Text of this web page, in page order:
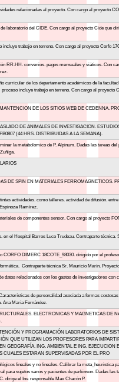
relacionadas al proyecto. Con cargo al proyecto
laboratorio del CIDE. Con cargo al proyecto Cide que
incluye trabajo en terreno. Con cargo al proyecto Corfo
RR.HH. convenios. pagos mensuales y viáticos. Con
curricular de los departamento académicos de la
incluye trabajo en terreno. Con cargo al proyecto
DE LOS SITIOS WEB DE CEDENNA.
DE ANIMALES DE INVESTIGACION.
(44 HRS. DISTRIBUIDAS A LA SEMANA).
la metabolomico de P. Alpinum. Dadas las tareas
DE SPIN EN MATERIALES FERROMAGNETICOS.
actividades. como talleres. actividad de difusión.
Ramírez.
de componentes sensor. Con cargo al proyecto
en el Hospital Barros Luco Trudeau. Contraparte técnica.
CORFO DIMERC 18COTE_98030. dirigido por el
Contraparte técnica Sr. Mauricio Marín.
datos relacionados con los gastos de investigadores con
de personalidad asociada a formas
Ana María Fernández.
ELECTRONICAS Y MAGNETICAS DE
Y PROGRAMACIÓN LABORATORIOS DE
QUE UTILIZAN LOS PROFESORES PARA
GEOGRAFÍA. ING. AMBIENTAL E ING. EJECUCION
ESTARAN SUPERVISADAS POR EL PRO
lineales y no lineales. Calibrar la meta_heuristica
para sujetos sanos y pacientes de parkinson. Dadas las
dirige el Inv. responsable Max Chacón P.